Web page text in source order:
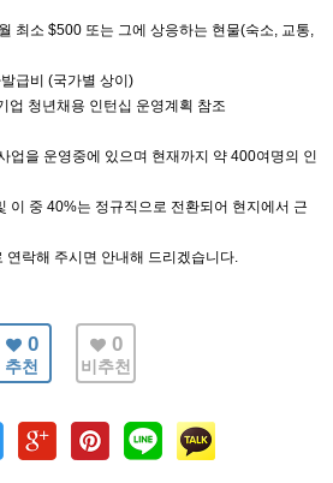
최소 $500 또는 그에 상응하는 현물(숙소, 교통,
급비 (국가별 상이 )
업 청년채용 인턴십 운영계획 참조
업을 운영중에 있으며 현재까지 약 400여명의 인
이 중 40%는 정규직으로 전환되어 현지에서 근
연락해 주시면 안내해 드리겠습니다.
0
추천
0
비추천